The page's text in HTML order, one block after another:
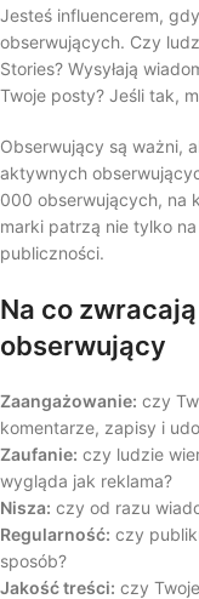
Jesteś influencerem,
obserwujących. Czy
Stories? Wysyłają
Twoje posty? Jeśli tak,
Obserwujący są ważni,
aktywnych
000 obserwujących, na
marki patrzą nie tylko
publiczności.
Na co
obserwujący
Zaangażowanie: czy
komentarze, zapisy i
Zaufanie: czy ludzie
wygląda jak reklama?
Nisza: czy od razu
Regularność: czy
sposób?
Jakość treści: czy